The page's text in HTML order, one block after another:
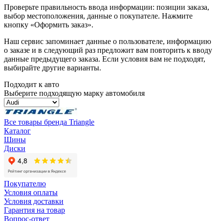
Проверьте правильность ввода информации: позиции заказа,
выбор местоположения, данные о покупателе. Нажмите
кнопку «Оформить заказ».
Наш сервис запоминает данные о пользователе, информацию
о заказе и в следующий раз предложит вам повторить к вводу
данные предыдущего заказа. Если условия вам не подходят,
выбирайте другие варианты.
Подходит к авто
Выберите подходящую марку автомобиля
Все товары бренда Triangle
Каталог
Шины
Диски
Покупателю
Условия оплаты
Условия доставки
Гарантия на товар
Вопрос-ответ